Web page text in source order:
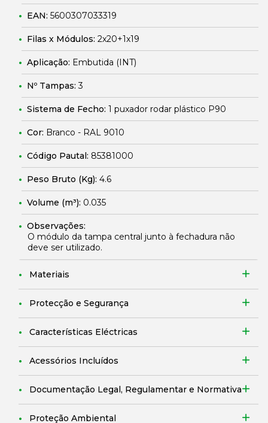
EAN: 5600307033319
Filas x Módulos: 2x20+1x19
Aplicação: Embutida (INT)
Nº Tampas:3
Sistema de Fecho: 1 puxador rodar plástico P90
Cor: Branco - RAL 9010
Código Pautal: 85381000
Peso Bruto (Kg): 4.6
Volume (m³): 0.035
Observações:
O módulo da tampa central junto à fechadura não
deve ser utilizado.
Materiais
Protecção e Segurança
Características Eléctricas
Acessórios Incluídos
Documentação Legal, Regulamentar e Normativa
Proteção Ambiental